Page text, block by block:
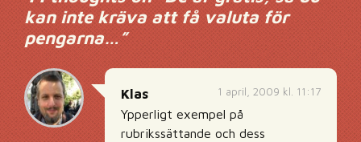
kan inte kräva att få valuta för
pengarna…”
1 april, 2009 kl. 11:17
Klas
Ypperligt exempel på
rubrikssättande och dess